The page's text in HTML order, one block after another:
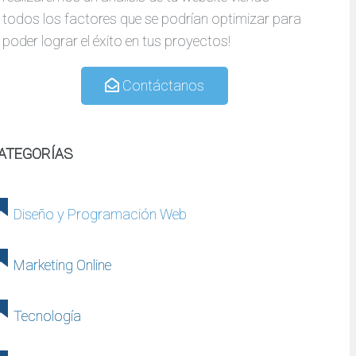
todos los factores que se podrían optimizar para
poder lograr el éxito en tus proyectos!
Contáctanos
Diseño y Programación Web
Marketing Online
Tecnología